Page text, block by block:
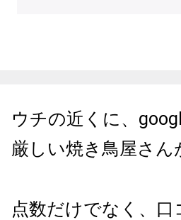
ウチの近くに、
厳しい焼き鳥屋さん
点数だけでなく、